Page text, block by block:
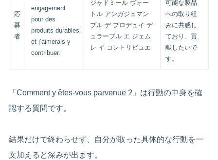
応
募
者
engagement
pour des
produits durables
et j’aimerais y
contribuer.
ジャドミール ヴォー
トル アンガジュマン
プル デ プロデュイ デ
ュラーブル エ ジェム
レ イ コントリビュエ
可能な製品
への取り組
みに共感し
ており、貢
献したいで
す。
「Comment y êtes-vous parvenue ?」は行動の中身を確
認する質問です。
結果だけで終わらせず、自分が取った具体的な行動を一
文加えると深みが出ます。